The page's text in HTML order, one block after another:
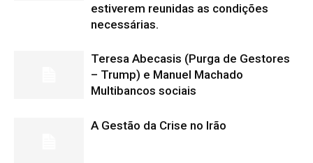
estiverem reunidas as condições
necessárias.
Teresa Abecasis (Purga de Gestores
– Trump) e Manuel Machado
Multibancos sociais
A Gestão da Crise no Irão